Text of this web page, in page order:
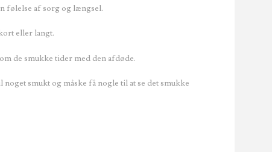
følelse af sorg og længsel.
eller langt.
de smukke tider med den afdøde.
smukt og måske få nogle til at se det smukke